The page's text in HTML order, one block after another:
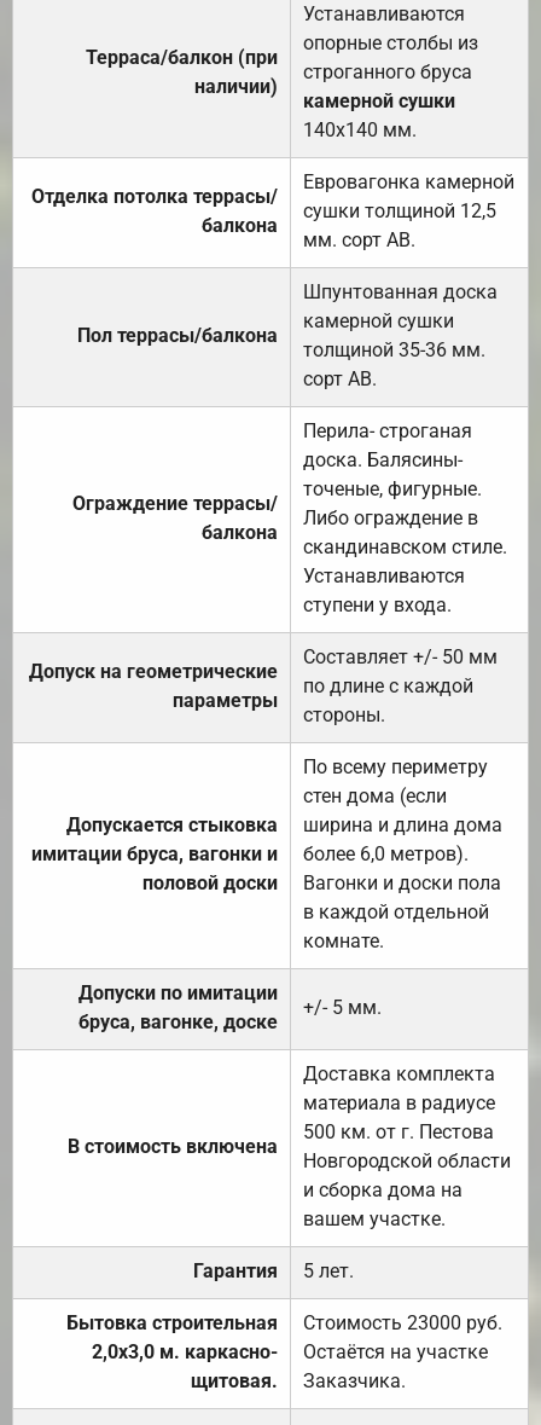
Терраса/балкон (при
наличии)
Устанавливаются
опорные столбы из
строганного бруса
камерной сушки
140х140 мм.
Отделка потолка террасы/
балкона
Евровагонка камерной
сушки толщиной 12,5
мм. сорт АВ.
Пол террасы/балкона
Шпунтованная доска
камерной сушки
толщиной 35-36 мм.
сорт АВ.
Ограждение террасы/
балкона
Перила- строганая
доска. Балясины-
точеные, фигурные.
Либо ограждение в
скандинавском стиле.
Устанавливаются
ступени у входа.
Допуск на геометрические
параметры
Составляет +/- 50 мм
по длине с каждой
стороны.
Допускается стыковка
имитации бруса, вагонки и
половой доски
По всему периметру
стен дома (если
ширина и длина дома
более 6,0 метров).
Вагонки и доски пола
в каждой отдельной
комнате.
Допуски по имитации
бруса, вагонке, доске
+/- 5 мм.
В стоимость включена
Доставка комплекта
материала в радиусе
500 км. от г. Пестова
Новгородской области
и сборка дома на
вашем участке.
Гарантия 5 лет.
Бытовка строительная
2,0х3,0 м. каркасно-
щитовая.
Стоимость 23000 руб.
Остаётся на участке
Заказчика.